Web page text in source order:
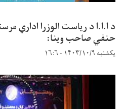
د ا.ا.ا د ریاست الوزرا اداري
حنفي صاحب وینا:
یکشنبه ۱۴۰۳/۱۰/۹ - ۱۶:۶